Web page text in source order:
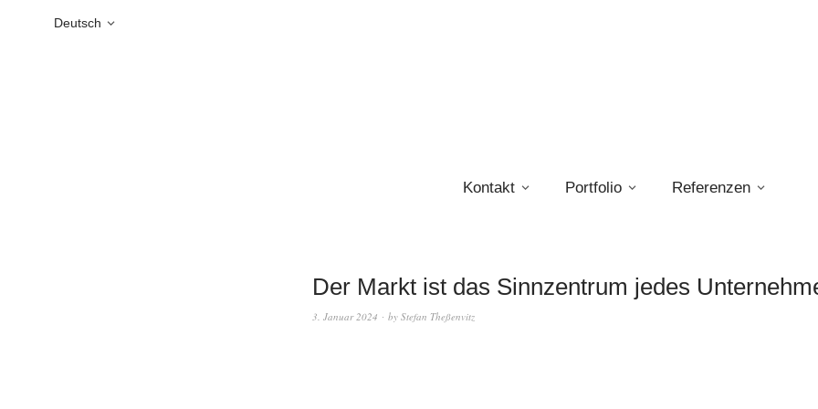
Deutsch
Kontakt Portfolio Referenzen
Der Markt ist das Sinnzentrum jedes
3. Januar 2024 by Stefan Theßenvitz